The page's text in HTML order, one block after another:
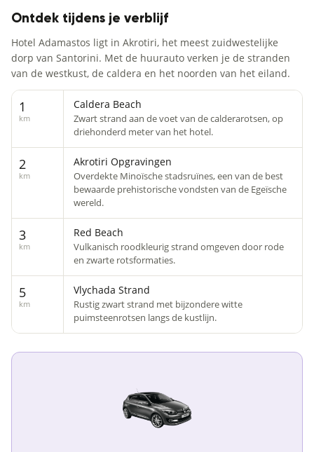
Ontdek tijdens je verblijf
Hotel Adamastos ligt in Akrotiri, het meest zuidwestelijke
dorp van Santorini. Met de huurauto verken je de stranden
van de westkust, de caldera en het noorden van het eiland.
1
km
Caldera Beach
Zwart strand aan de voet van de calderarotsen, op
driehonderd meter van het hotel.
2
km
Akrotiri Opgravingen
Overdekte Minoïsche stadsruïnes, een van de best
bewaarde prehistorische vondsten van de Egeïsche
wereld.
3
km
Red Beach
Vulkanisch roodkleurig strand omgeven door rode
en zwarte rotsformaties.
5
km
Vlychada Strand
Rustig zwart strand met bijzondere witte
puimsteenrotsen langs de kustlijn.